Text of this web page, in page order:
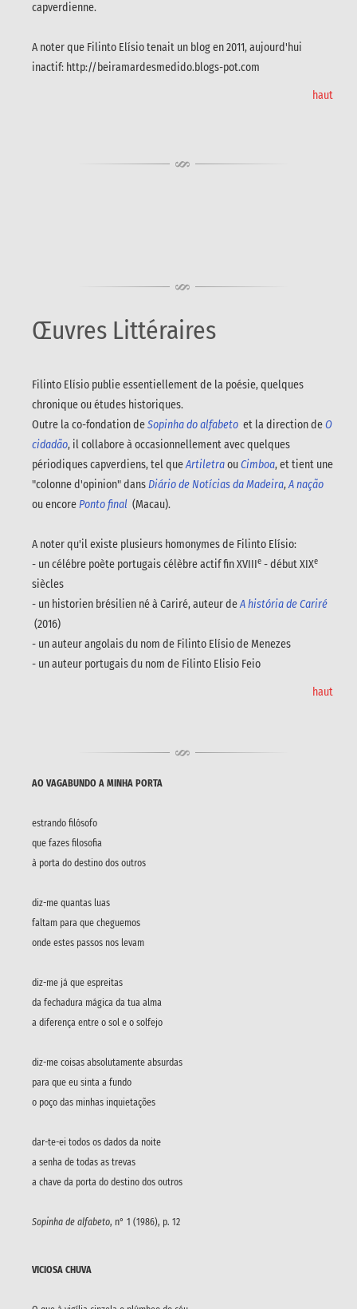
capverdienne.
A noter que Filinto Elísio tenait un blog en 2011, aujourd'hui
inactif: http://beiramardesmedido.blogs-pot.com
haut
Œuvres Littéraires
Filinto Elísio publie essentiellement de la poésie, quelques
chronique ou études historiques.
Outre la co-fondation deSopinha do alfabeto et la direction deO
cidadão, il collabore à occasionnellement avec quelques
périodiques capverdiens, tel queArtiletraouCimboa, et tient une
"colonne d'opinion" dansDiário de Notícias da Madeira,A nação
ou encorePonto final (Macau).
A noter qu'il existe plusieurs homonymes de Filinto Elísio:
- un célébre poète portugais célèbre actif fin XVIIIe - début XIXe
siècles
- un historien brésilien né à Cariré, auteur deA história de Cariré
(2016)
- un auteur angolais du nom de Filinto Elísio de Menezes
- un auteur portugais du nom de Filinto Elisio Feio
haut
AO VAGABUNDO A MINHA PORTA
estrando filósofo
que fazes filosofia
à porta do destino dos outros
diz-me quantas luas
faltam para que cheguemos
onde estes passos nos levam
diz-me já que espreitas
da fechadura mágica da tua alma
a diferença entre o sol e o solfejo
diz-me coisas absolutamente absurdas
para que eu sinta a fundo
o poço das minhas inquietações
dar-te-ei todos os dados da noite
a senha de todas as trevas
a chave da porta do destino dos outros
Sopinha de alfabeto, n° 1 (1986), p. 12
VICIOSA CHUVA